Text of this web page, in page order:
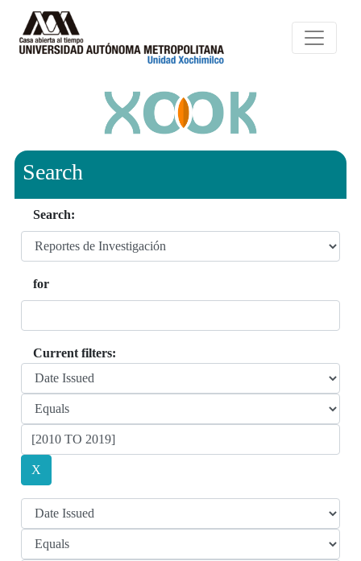
Search
Search:
for
Current filters: